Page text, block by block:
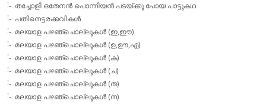
തച്ചോളി ഒതേനൻ പൊന്നിയൻ പടയ്‌ക്കു പോയ പാട്ടുകഥ
പതിനെട്ടരക്കവികള്‍
മലയാള പഴഞ്ചൊല്ലുകള്‍ (ഇ,ഈ)
മലയാള പഴഞ്ചൊല്ലുകള്‍ (ഉ,ഊ,എ)
മലയാള പഴഞ്ചൊല്ലുകള്‍ (ക)
മലയാള പഴഞ്ചൊല്ലുകള്‍ (ച)
മലയാള പഴഞ്ചൊല്ലുകള്‍ (ത)
മലയാള പഴഞ്ചൊല്ലുകള്‍ (ന)